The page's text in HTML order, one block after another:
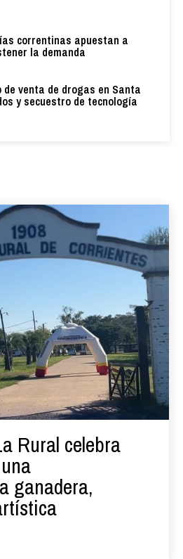
correntinas apuestan a
la demanda
venta de drogas en Santa
y secuestro de tecnología
Rural celebra
ganadera,